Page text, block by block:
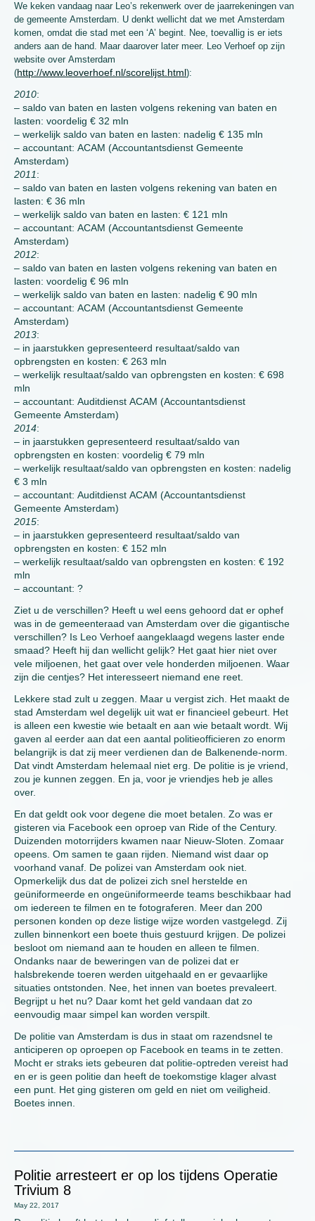
We keken vandaag naar Leo’s rekenwerk over de jaarrekeningen van
de gemeente Amsterdam. U denkt wellicht dat we met Amsterdam
komen, omdat die stad met een ‘A’ begint. Nee, toevallig is er iets
anders aan de hand. Maar daarover later meer. Leo Verhoef op zijn
website over Amsterdam
(http://www.leoverhoef.nl/scorelijst.html):
2010:
– saldo van baten en lasten volgens rekening van baten en
lasten: voordelig € 32 mln
– werkelijk saldo van baten en lasten: nadelig € 135 mln
– accountant: ACAM (Accountantsdienst Gemeente
Amsterdam)
2011:
– saldo van baten en lasten volgens rekening van baten en
lasten: € 36 mln
– werkelijk saldo van baten en lasten: € 121 mln
– accountant: ACAM (Accountantsdienst Gemeente
Amsterdam)
2012:
– saldo van baten en lasten volgens rekening van baten en
lasten: voordelig € 96 mln
– werkelijk saldo van baten en lasten: nadelig € 90 mln
– accountant: ACAM (Accountantsdienst Gemeente
Amsterdam)
2013:
– in jaarstukken gepresenteerd resultaat/saldo van
opbrengsten en kosten: € 263 mln
– werkelijk resultaat/saldo van opbrengsten en kosten: € 698
mln
– accountant: Auditdienst ACAM (Accountantsdienst
Gemeente Amsterdam)
2014:
– in jaarstukken gepresenteerd resultaat/saldo van
opbrengsten en kosten: voordelig € 79 mln
– werkelijk resultaat/saldo van opbrengsten en kosten: nadelig
€ 3 mln
– accountant: Auditdienst ACAM (Accountantsdienst
Gemeente Amsterdam)
2015:
– in jaarstukken gepresenteerd resultaat/saldo van
opbrengsten en kosten: € 152 mln
– werkelijk resultaat/saldo van opbrengsten en kosten: € 192
mln
– accountant: ?
Ziet u de verschillen? Heeft u wel eens gehoord dat er ophef
was in de gemeenteraad van Amsterdam over die gigantische
verschillen? Is Leo Verhoef aangeklaagd wegens laster ende
smaad? Heeft hij dan wellicht gelijk? Het gaat hier niet over
vele miljoenen, het gaat over vele honderden miljoenen. Waar
zijn die centjes? Het interesseert niemand ene reet.
Lekkere stad zult u zeggen. Maar u vergist zich. Het maakt de
stad Amsterdam wel degelijk uit wat er financieel gebeurt. Het
is alleen een kwestie wie betaalt en aan wie betaalt wordt. Wij
gaven al eerder aan dat een aantal politieofficieren zo enorm
belangrijk is dat zij meer verdienen dan de Balkenende-norm.
Dat vindt Amsterdam helemaal niet erg. De politie is je vriend,
zou je kunnen zeggen. En ja, voor je vriendjes heb je alles
over.
En dat geldt ook voor degene die moet betalen. Zo was er
gisteren via Facebook een oproep van Ride of the Century.
Duizenden motorrijders kwamen naar Nieuw-Sloten. Zomaar
opeens. Om samen te gaan rijden. Niemand wist daar op
voorhand vanaf. De polizei van Amsterdam ook niet.
Opmerkelijk dus dat de polizei zich snel herstelde en
geüniformeerde en ongeüniformeerde teams beschikbaar had
om iedereen te filmen en te fotograferen. Meer dan 200
personen konden op deze listige wijze worden vastgelegd. Zij
zullen binnenkort een boete thuis gestuurd krijgen. De polizei
besloot om niemand aan te houden en alleen te filmen.
Ondanks naar de beweringen van de polizei dat er
halsbrekende toeren werden uitgehaald en er gevaarlijke
situaties ontstonden. Nee, het innen van boetes prevaleert.
Begrijpt u het nu? Daar komt het geld vandaan dat zo
eenvoudig maar simpel kan worden verspilt.
De politie van Amsterdam is dus in staat om razendsnel te
anticiperen op oproepen op Facebook en teams in te zetten.
Mocht er straks iets gebeuren dat politie-optreden vereist had
en er is geen politie dan heeft de toekomstige klager alvast
een punt. Het ging gisteren om geld en niet om veiligheid.
Boetes innen.
Politie arresteert er op los tijdens Operatie
Trivium 8
May 22, 2017